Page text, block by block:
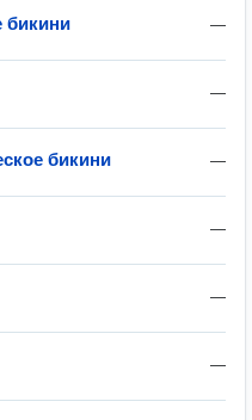
—
бикини
—
—
бикини
—
—
—